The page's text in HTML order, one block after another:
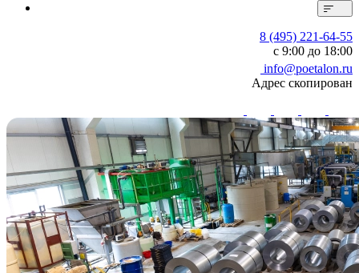
8 (495) 221-64-55
с 9:00 до 18:00
info@poetalon.ru
Адрес скопирован